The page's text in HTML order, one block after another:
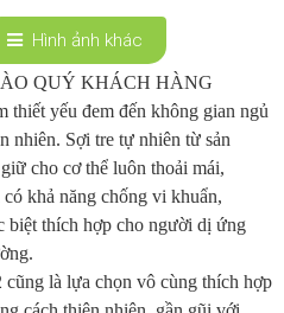
Hình ảnh khác
QUÝ KHÁCH HÀNG
thiết yếu đem đến không gian ngủ
nhiên. Sợi tre tự nhiên từ sản
cho cơ thể luôn thoải mái,
khả năng chống vi khuẩn,
biệt thích hợp cho người dị ứng
cũng là lựa chọn vô cùng thích hợp